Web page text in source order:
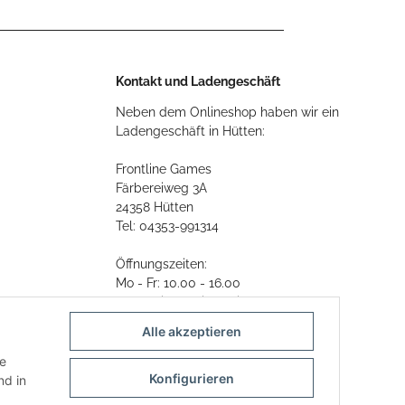
Kontakt und Ladengeschäft
Neben dem Onlineshop haben wir ein
Ladengeschäft in Hütten:
Frontline Games
Färbereiweg 3A
24358 Hütten
Tel: 04353-991314
Öffnungszeiten:
Mo - Fr: 10.00 - 16.00
Oder mit Terminvereinbarung
E-Mail:info@frontlinegames.de
in
Alle akzeptieren
Konfigurieren